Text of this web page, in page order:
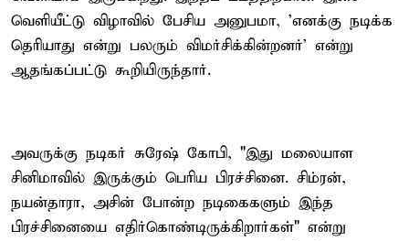
வெளியீட்டு விழாவில் பேசிய அனுபமா, 'எனக்கு நடிக்க
தெரியாது என்று பலரும் விமர்சிக்கின்றனர்' என்று
ஆதங்கப்பட்டு கூறியிருந்தார்.
அவருக்கு நடிகர் சுரேஷ் கோபி, "இது மலையாள
சினிமாவில் இருக்கும் பெரிய பிரச்சினை. சிம்ரன்,
நயன்தாரா, அசின் போன்ற நடிகைகளும் இந்த
பிரச்சினையை எதிர்கொண்டிருக்கிறார்கள்" என்று